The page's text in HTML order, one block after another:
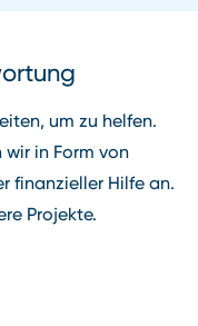
um zu helfen.
in Form von
finanzieller Hilfe an.
Projekte.